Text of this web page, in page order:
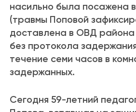
насильно была посажена
(травмы Поповой
доставлена в ОВД района
без протокола
течение семи часов в
задержанных.
Сегодня 59-летний